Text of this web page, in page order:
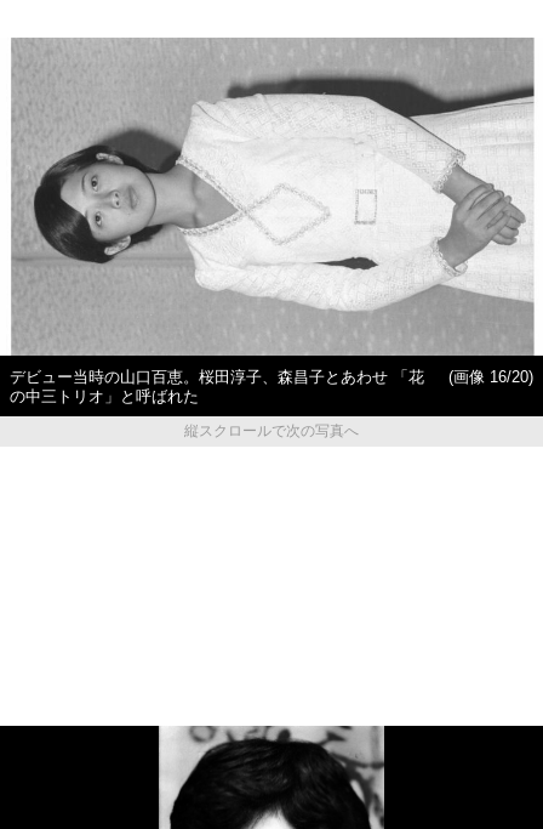
デビュー当時の山口百恵。桜田淳子、森昌子とあわせ 「花
の中三トリオ」と呼ばれた
(画像 16/20)
縦スクロールで次の写真へ